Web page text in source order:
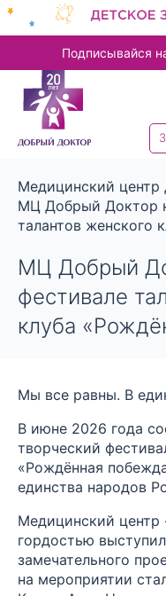
Подписывайся
Медицинский
МЦ Добрый Доктор
талантов женского
МЦ Добрый
фестивале
клуба
Мы все равны. В
В июне 2026 года
творческий
«Рождённая
единства народов
Медицинский
гордостью
замечательного
на мероприятии